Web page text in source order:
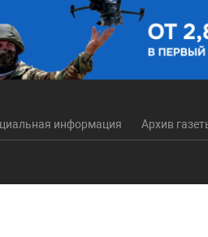
информация Архив